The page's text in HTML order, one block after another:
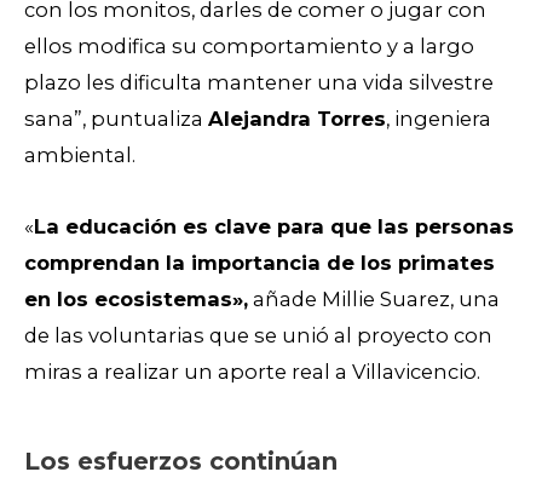
con los monitos, darles de comer o jugar con
ellos modifica su comportamiento y a largo
plazo les dificulta mantener una vida silvestre
sana”, puntualiza Alejandra Torres, ingeniera
ambiental.
«La educación es clave para que las personas
comprendan la importancia de los primates
en los ecosistemas», añade Millie Suarez, una
de las voluntarias que se unió al proyecto con
miras a realizar un aporte real a Villavicencio.
Los esfuerzos continúan